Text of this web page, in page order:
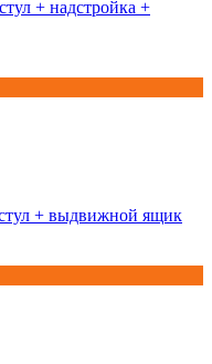
+ надстройка +
+ выдвижной ящик